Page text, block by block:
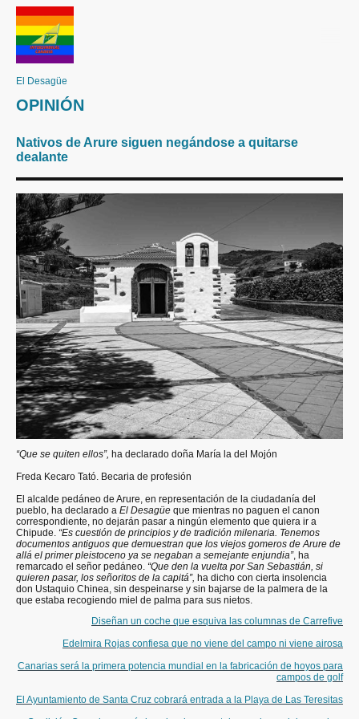
El Desagüe
OPINIÓN
Nativos de Arure siguen negándose a quitarse
dealante
“Que se quiten ellos”, ha declarado doña María la del Mojón
Freda Kecaro Tató. Becaria de profesión
El alcalde pedáneo de Arure, en representación de la ciudadanía del
pueblo, ha declarado a El Desagüe que mientras no paguen el canon
correspondiente, no dejarán pasar a ningún elemento que quiera ir a
Chipude. “Es cuestión de principios y de tradición milenaria. Tenemos
documentos antiguos que demuestran que los viejos gomeros de Arure de
allá el primer pleistoceno ya se negaban a semejante enjundia”, ha
remarcado el señor pedáneo. “Que den la vuelta por San Sebastián, si
quieren pasar, los señoritos de la capitá”, ha dicho con cierta insolencia
don Ustaquio Chinea, sin despeinarse y sin bajarse de la palmera de la
que estaba recogiendo miel de palma para sus nietos.
Diseñan un coche que esquiva las columnas de Carrefive
Edelmira Rojas confiesa que no viene del campo ni viene airosa
Canarias será la primera potencia mundial en la fabricación de hoyos para
campos de golf
El Ayuntamiento de Santa Cruz cobrará entrada a la Playa de Las Teresitas